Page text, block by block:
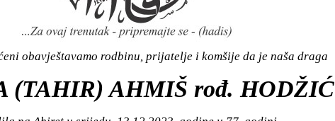
obavještavamo rodbinu, prijatelje i komšije da je naša draga
(TAHIR) AHMIŠ rođ. HODŽIĆ